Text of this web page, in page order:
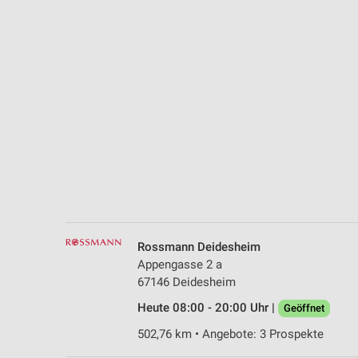
Rossmann Deidesheim
Appengasse 2 a
67146 Deidesheim
Heute 08:00 - 20:00 Uhr |
Geöffnet
502,76 km • Angebote: 3 Prospekte